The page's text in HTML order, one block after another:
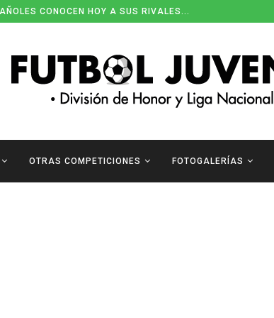
CONOCEN HOY A SUS RIVALES...
OTRAS COMPETICIONES FOTOGALERÍAS